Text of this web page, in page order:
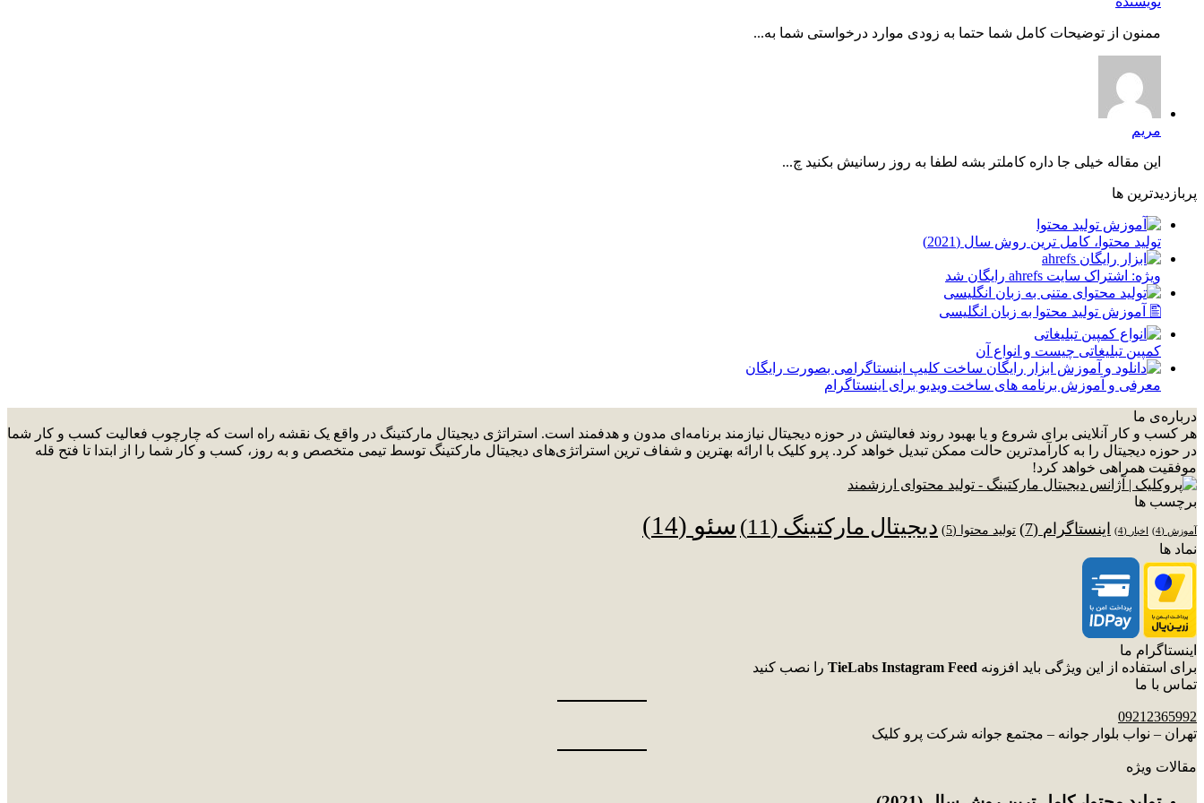
ممنون از توضیحات کامل شما حتما به زودی موارد درخواستی شما به...
مریم
این مقاله خیلی جا داره کاملتر بشه لطفا به روز رسانیش بکنید چ...
پربازدیدترین ها
توليد محتوا، کامل ترین روش سال (2021)
ویژه: اشتراک سایت ahrefs رایگان شد
🖺 آموزش تولید محتوا به زبان انگلیسی
کمپین تبلیغاتی چیست و انواع آن
معرفی و آموزش برنامه های ساخت ویدیو برای اینستاگرام
درباره‌ی ما
هر کسب و کار آنلاینی برای شروع و یا بهبود روند فعالیتش در حوزه دیجیتال نیازمند برنامه‌ای مدون و هدفمند است. استراتژی دیجیتال مارکتینگ در واقع یک نقشه راه است که چارچوب فعالیت کسب و کار شما
در حوزه دیجیتال را به کارآمدترین حالت ممکن تبدیل خواهد کرد. پرو کلیک با ارائه بهترین و شفاف ترین استراتژی‌های دیجیتال مارکتینگ توسط تیمی متخصص و به روز، کسب و کار شما را از ابتدا تا فتح قله
موفقیت همراهی خواهد کرد!
برچسب ها
آموزش (4) اخبار (4) اینستاگرام (7) تولید محتوا (5) دیجیتال مارکتینگ (11) سئو (14)
نماد ها
اینستاگرام ما
برای استفاده از این ویژگی باید افزونه TieLabs Instagram Feed را نصب کنید
تماس با ما
09212365992
تهران – نواب بلوار جوانه – مجتمع جوانه شرکت پرو کلیک
مقالات ویژه